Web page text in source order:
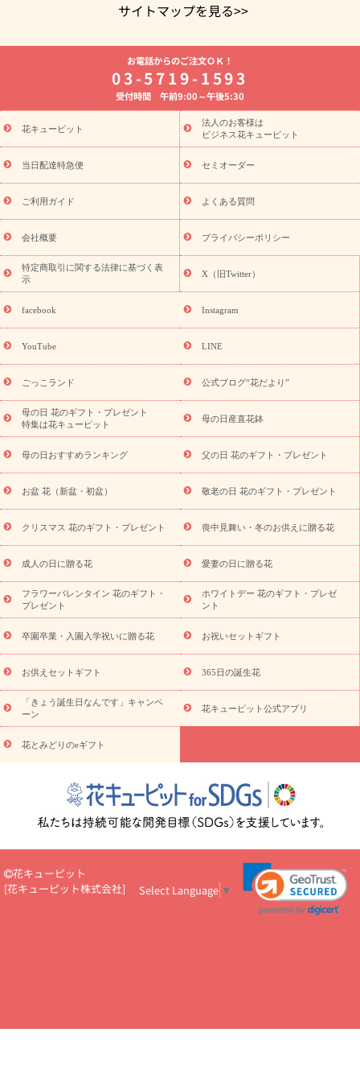
サイトマップを見る>>
よく贈られる花
お祝いの花特集
誕生日フラワーギフト特集
8月の誕生花(トルコキキョウ)
開店・開業祝い
お供え・お悔やみ お供え・お悔やみの花
通夜・葬儀に贈る花 胡蝶蘭・花鉢
ーブドフラワー
季節のイベント
ひまわり ギフト・プレゼント
特集
お盆 花（新盆・初盆） 季節のイベント
お盆 花（新
盆・初盆）
お盆 花（新盆・初盆）
お盆・お供え 花とセットギ
フト
お盆・お供え プリザーブドフラワー
ひまわり ギフト・プ
レゼント特集
夏の花贈り・お中元・暑中見舞い 花のギフト特集
敬老の日におくる花ギフト・プレゼント特集
花ギフト・プレゼント特集
敬老の日 花のおすすめランキング
敬
老の日 花鉢植えのギフト・プレゼント特集
敬老の日 花とセットギ
フト・プレゼント特集
敬老の日の花 全てのギフト一覧
キャン
ペーン
映画『ウォーターガーディアンズ』コラボキャンペーン
「きょう誕生日なんです」キャンペーン
誕生日の花を探す
誕生日フラワーギフト 誕生日フラワーギフト特集
9月の誕生花(リンドウ)
ら探す
お祝いの花特集 当日配達特急便 お祝い商品一覧
念日
結婚祝い 出産祝い 退院祝い・快気祝い
寿祝い
プチギフト ペットのお祝いフラワー
お供え・お悔やみの花
四十九日法要以降に贈る花
通夜・葬儀
に贈る花
お供え お花とセットギフト
お供え プリザーブドフラ
ワー
ペットのお供えフラワー お盆（新盆・初盆）
その他
お祝い返し
お見舞い お取り寄せギフト ビジネス用
ご自宅
用
観葉植物 ミディ胡蝶蘭 プリザーブドフラワー
スタイル
から探す
アレンジメント 花束 スタンド花 お祝い
お供
え・お悔やみ
胡蝶蘭・花鉢
ミディ胡蝶蘭・お祝い
ミディ胡蝶蘭・お供え
世界初の青色胡蝶蘭 観葉植物
観葉植
物
産直多肉植物 プリザーブドフラワー お祝い
お供え・お
悔やみ
花とセットギフト セミオーダー
プチギフト
（hanamore -ハナモア-）
花とみどりのeギフト
トのeGfit
カラー ピンク イエローオレンジ レッド
お花の
種類
バラ ユリ トルコキキョウ 予算から探す
お祝い・3000円～ お祝い・4000円～ お祝い・5000円～
お
祝い・7000円～ お祝い・10000円～ お供え・お悔やみ
え・お悔やみ・3000円～ お供え・お悔やみ・5000円～
お供
え・お悔やみ・7000円～
365日の誕生花カレンダー
いのマナー
定年退職祝いのマナー
お祝いを贈るときのマナー・
花キューピットのお祝いコラム一覧
誕生日のお花を「色
彩心理学」で選ぶ方法
結婚祝いの予算相場
出産祝いお役立ち情
報
転職祝いのマナー基礎知識
ペットのお祝いワンポイントアド
お見舞いのマナーとル
ール
新築引っ越し祝いコラム お祝い花のマナー総まとめ
職
場上司や先輩へ贈るお祝い花の正解は？
開店祝いの花 選び方ガイ
あり)
花キューピット×専門家
CO2排出量削減 / SDGsを考える
お電話からのご注文ＯＫ！
03-5719-1593
受付時間 午前9:00～午後5:30
花キューピット
法人のお客様は
ビジネス花キューピット
当日配達特急便 セミオーダー
ご利用ガイド よくある質問
会社概要 プライバシーポリシー
特定商取引に関する法律に基づく表
示
X（旧Twitter）
facebook Instagram
YouTube LINE
ごっこランド 公式ブログ“花だより”
母の日 花のギフト・プレゼント
特集は花キューピット
母の日産直花鉢
母の日おすすめランキング 父の日 花のギフト・プレゼント
お盆 花（新盆・初盆） 敬老の日 花のギフト・プレゼント
クリスマス 花のギフト・プレゼント 喪中見舞い・冬のお供えに贈る花
成人の日に贈る花 愛妻の日に贈る花
フラワーバレンタイン 花のギフト・
プレゼント
ホワイトデー 花のギフト・プレゼ
ント
卒園卒業・入園入学祝いに贈る花 お祝いセットギフト
お供えセットギフト 365日の誕生花
「きょう誕生日なんです」キャンペ
ーン
花キューピット公式アプリ
花とみどりのeギフト
花キューピット
[花キューピット株式会社] Select Language ▼